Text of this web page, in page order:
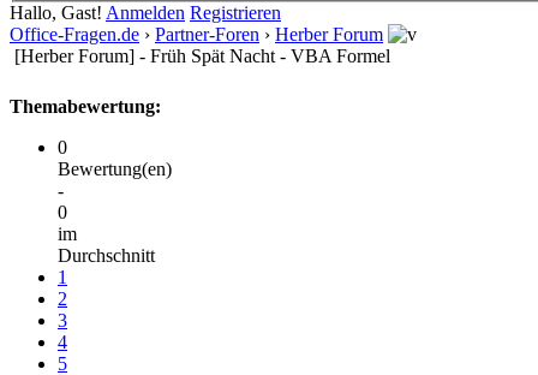
Hallo, Gast! Anmelden Registrieren
Office-Fragen.de › Partner-Foren › Herber Forum
[Herber Forum] - Früh Spät Nacht - VBA Formel
Themabewertung:
0
Bewertung(en)
-
0
im
Durchschnitt
1
2
3
4
5